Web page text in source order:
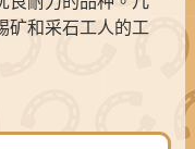
矿和采石工人的工